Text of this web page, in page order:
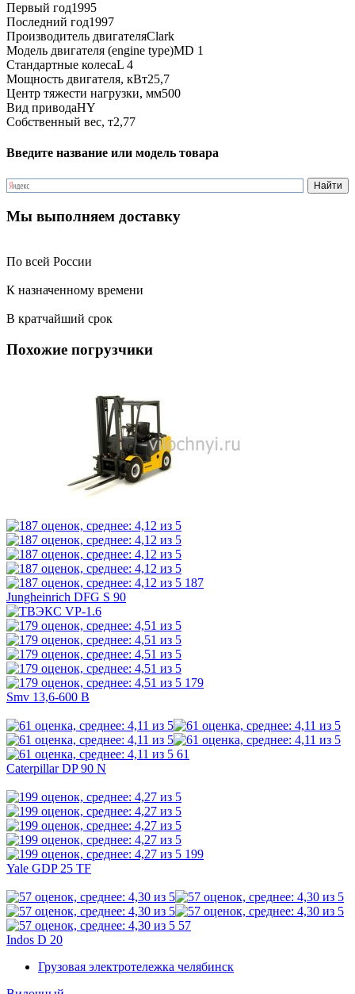
Первый год1995
Последний год1997
Производитель двигателяClark
Модель двигателя (engine type)MD 1
Стандартные колесаL 4
Мощность двигателя, кВт25,7
Центр тяжести нагрузки, мм500
Вид приводаHY
Собственный вес, т2,77
Введите название или модель товара
Мы выполняем доставку
По всей России
К назначенному времени
В кратчайший срок
Похожие погрузчики
187
Jungheinrich DFG S 90
179
Smv 13,6-600 B
61
Caterpillar DP 90 N
199
Yale GDP 25 TF
57
Indos D 20
Грузовая электротележка челябинск